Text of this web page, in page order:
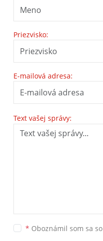
Priezvisko:
E-mailová adresa:
Text vašej správy:
* Oboznámil som sa so